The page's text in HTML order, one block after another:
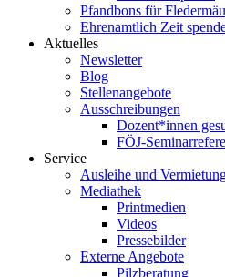
Pfandbons für
Ehrenamtlich Zeit
Aktuelles
Newsletter
Blog
Stellenangebote
Ausschreibungen
Dozent*innen
FÖJ-
Service
Ausleihe und
Mediathek
Printmedien
Videos
Pressebilder
Externe Angebote
Pilzberatung